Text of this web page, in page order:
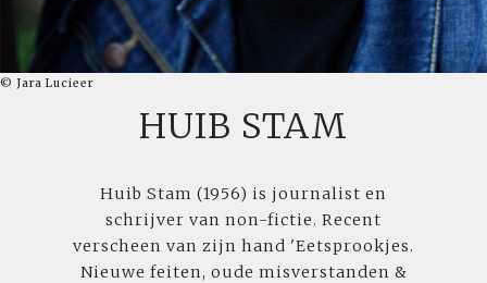
© Jara Lucieer
HUIB STAM
Huib Stam (1956) is journalist en
schrijver van non-fictie. Recent
verscheen van zijn hand 'Eetsprookjes.
Nieuwe feiten, oude misverstanden &